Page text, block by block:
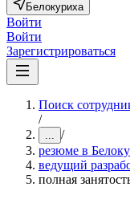
Белокуриха
Войти
Войти
Зарегистрироваться
Поиск
/
... /
резюме в
ведущий
полная